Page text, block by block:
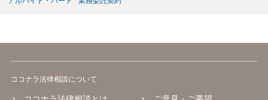
ココナラ法律相談について